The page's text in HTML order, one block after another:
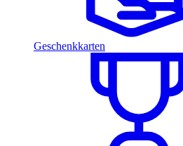
Geschenkkarten